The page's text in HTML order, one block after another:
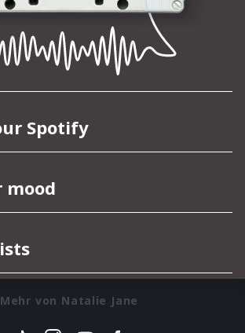
Mehr von Natalie Jane